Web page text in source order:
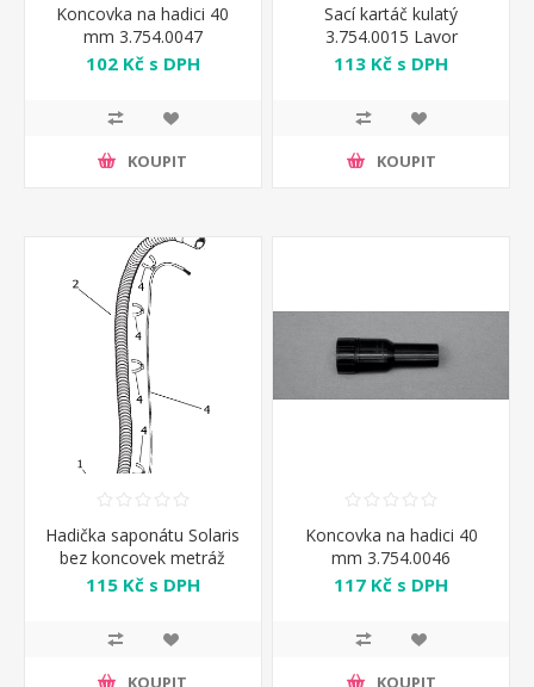
Koncovka na hadici 40
mm 3.754.0047
102 Kč s DPH
KOUPIT
Sací kartáč kulatý
3.754.0015 Lavor
113 Kč s DPH
KOUPIT
Hadička saponátu Solaris
bez koncovek metráž
115 Kč s DPH
KOUPIT
Koncovka na hadici 40
mm 3.754.0046
117 Kč s DPH
KOUPIT